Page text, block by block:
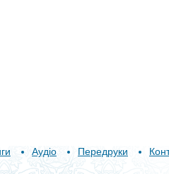
Аудіо Передруки